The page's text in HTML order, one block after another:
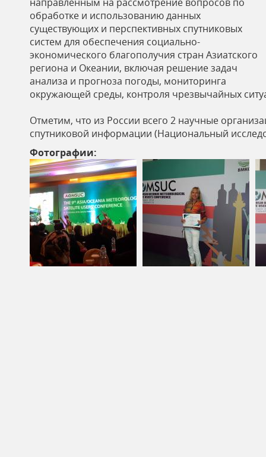
обработке и использованию данных
существующих и перспективных спутниковых
систем для обеспечения социально-
экономического благополучия стран Азиатского
региона и Океании, включая решение задач
анализа и прогноза погоды, мониторинга
окружающей среды, контроля чрезвычайных
Отметим, что из России всего 2 научные
спутниковой информации (Национальный
Фотографии: